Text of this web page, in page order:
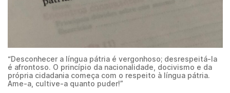
“Desconhecer a língua pátria é vergonhoso; desrespeitá-la
é afrontoso. O princípio da nacionalidade, docivismo e da
própria cidadania começa com o respeito à língua pátria.
Ame-a, cultive-a quanto puder!”